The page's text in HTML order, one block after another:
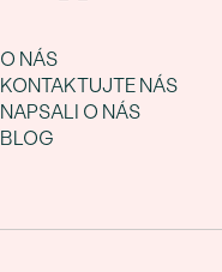
O NÁS
KONTAKTUJTE NÁS
NAPSALI O NÁS
BLOG